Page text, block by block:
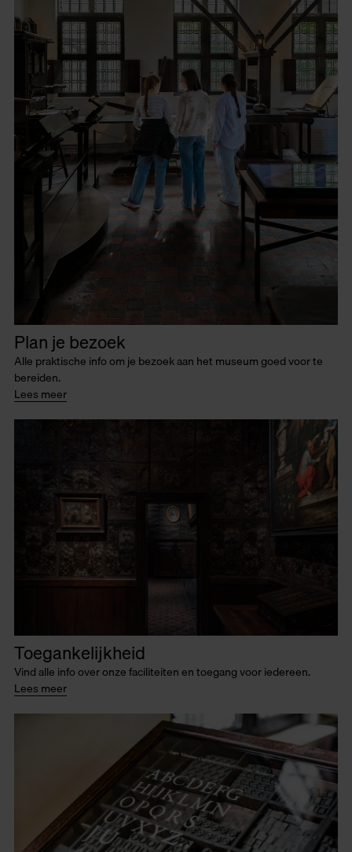
Plan je bezoek
Alle praktische info om je bezoek aan het museum goed voor te
bereiden.
Lees meer
Toegankelijkheid
Vind alle info over onze faciliteiten en toegang voor iedereen.
Lees meer